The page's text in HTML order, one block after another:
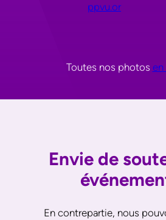
ppvu.or
Toutes nos photos en
Envie de
En contrepartie, nous